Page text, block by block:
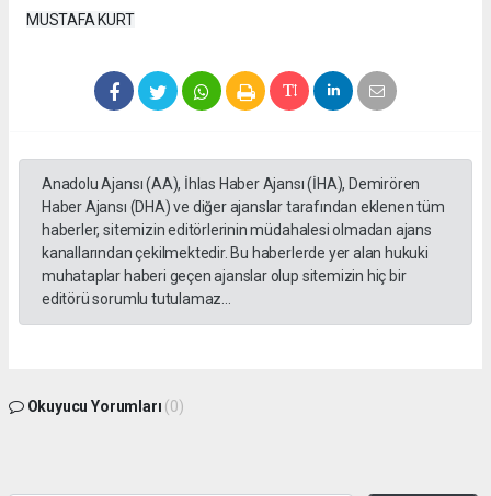
MUSTAFA KURT
Anadolu Ajansı (AA), İhlas Haber Ajansı (İHA), Demirören
Haber Ajansı (DHA) ve diğer ajanslar tarafından eklenen tüm
haberler, sitemizin editörlerinin müdahalesi olmadan ajans
kanallarından çekilmektedir. Bu haberlerde yer alan hukuki
muhataplar haberi geçen ajanslar olup sitemizin hiç bir
editörü sorumlu tutulamaz...
Okuyucu Yorumları (0)